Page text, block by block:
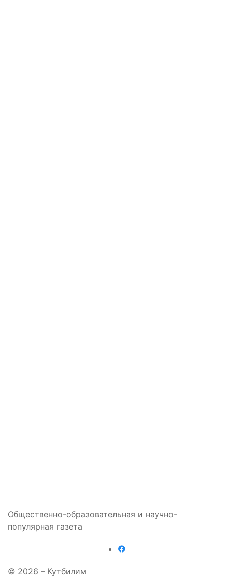
Общественно-образовательная и научно-
популярная газета
© 2026 – Кутбилим